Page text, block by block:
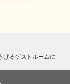
げるゲストルームに